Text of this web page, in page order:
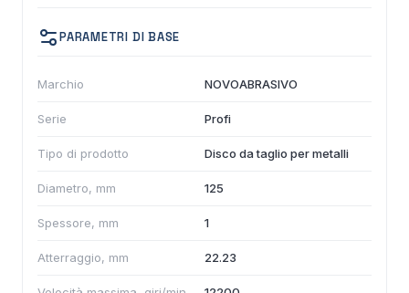
PARAMETRI DI BASE
Marchio NOVOABRASIVO
Serie Profi
Tipo di prodotto Disco da taglio per metalli
Diametro, mm 125
Spessore, mm 1
Atterraggio, mm 22.23